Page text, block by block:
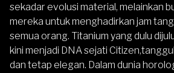
sekadar evolusi material, melainkan
mereka untuk menghadirkan jam
semua orang. Titanium yang dulu
kini menjadi DNA sejati
dan tetap elegan. Dalam dunia